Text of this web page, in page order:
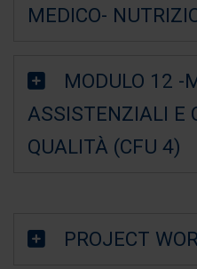
MEDICO-
MODULO 12 -
ASSISTENZIALI E
QUALITÀ (CFU 4)
PROJECT